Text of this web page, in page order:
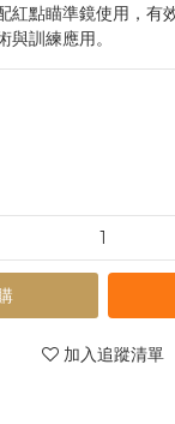
紅點瞄準鏡使用，有
訓練應用。
加入追蹤清單